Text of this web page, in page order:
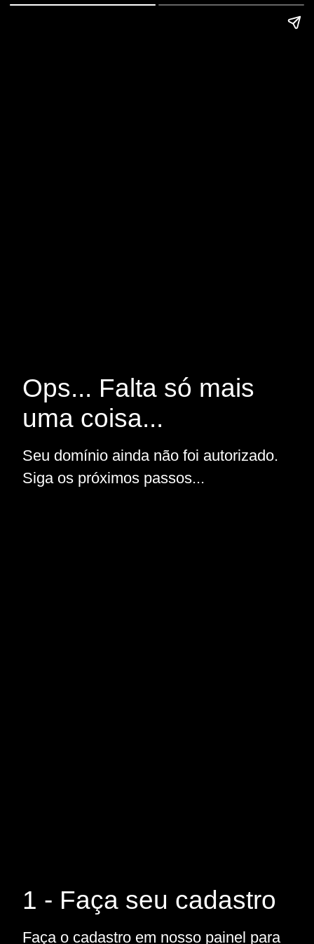
Ops... Falta só mais
uma coisa...
Seu domínio ainda não foi autorizado.
Siga os próximos passos...
1 - Faça seu cadastro
Faça o cadastro em nosso painel para